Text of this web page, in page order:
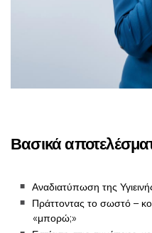
Βασικά
Αναδιατύπωση της
Πράττοντας το σωστό –
«μπορώ;»